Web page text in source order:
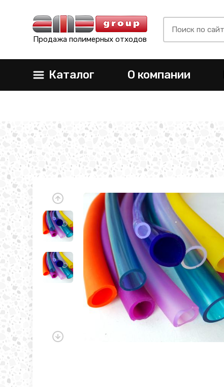
Продажа полимерных отходов
Каталог О компании